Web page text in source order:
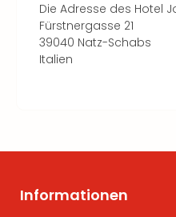
Die Adresse des Hotel
Fürstnergasse 21
39040 Natz-Schabs
Italien
Informationen